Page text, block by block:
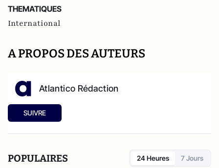
THEMATIQUES
International
A PROPOS DES AUTEURS
Atlantico Rédaction
SUIVRE
POPULAIRES 24 Heures 7 Jours